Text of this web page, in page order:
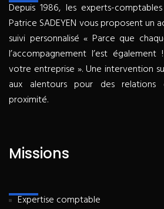
Depuis 1986, les experts-
Patrice SADEYEN vous proposent un
suivi personnalisé « Parce que
l’accompagnement l’est
votre entreprise ». Une intervention
aux alentours pour des
proximité.
Missions
Expertise comptable